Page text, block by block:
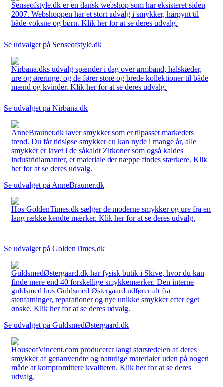
Senseofstyle.dk er en dansk webshop som har eksisteret siden
2007. Webshoppen har et stort udvalg i smykker, hårpynt til
både voksne og børn. Klik her for at se deres udvalg.
Se udvalget på Senseofstyle.dk
Nirbana.dks udvalg spænder i dag over armbånd, halskæder,
ure og øreringe, og de fører store og brede kollektioner til både
mænd og kvinder. Klik her for at se deres udvalg.
Se udvalget på Nirbana.dk
AnneBrauner.dk laver smykker som er tilpasset markedets
trend. Du får tidsløse smykker du kan nyde i mange år, alle
smykker er lavet i de såkaldt Zirkoner som også kaldes
industridiamanter, et materiale der næppe findes stærkere. Klik
her for at se deres udvalg.
Se udvalget på AnneBrauner.dk
Hos GoldenTimes.dk sælger de moderne smykker og ure fra en
lang række kendte mærker. Klik her for at se deres udvalg.
Se udvalget på GoldenTimes.dk
GuldsmedØstergaard.dk har fysisk butik i Skive, hvor du kan
finde mere end 40 forskellige smykkemærker. Den interne
guldsmed hos Guldsmed Østergaard udfører alt fra
stenfatninger, reparationer og nye unikke smykker efter eget
ønske. Klik her for at se deres udvalg.
Se udvalget på GuldsmedØstergaard.dk
HouseofVincent.com producerer langt størstedelen af deres
smykker af genanvendte og naturlige materialer uden på nogen
måde at kompromittere kvaliteten. Klik her for at se deres
udvalg.